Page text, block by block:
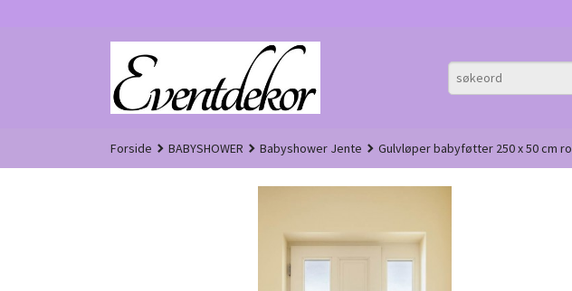
Forside BABYSHOWER Babyshower Jente Gulvløper babyføtter 250 x 50 cm